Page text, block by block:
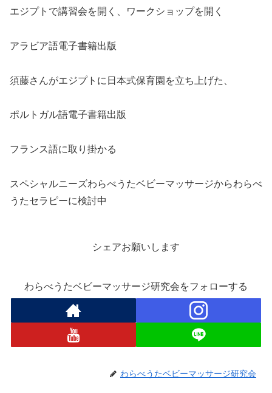
エジプトで講習会を開く、ワークショップを開く
アラビア語電子書籍出版
須藤さんがエジプトに日本式保育園を立ち上げた、
ポルトガル語電子書籍出版
フランス語に取り掛かる
スペシャルニーズわらべうたベビーマッサージからわらべ
うたセラピーに検討中
シェアお願いします
わらべうたベビーマッサージ研究会をフォローする
わらべうたベビーマッサージ研究会